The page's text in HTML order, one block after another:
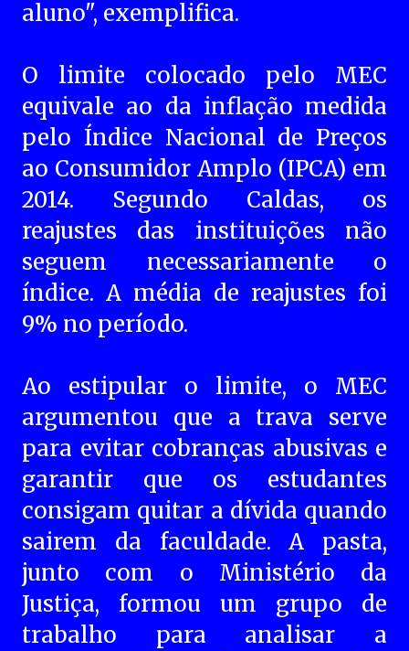
aluno", exemplifica.
O limite colocado pelo MEC
equivale ao da inflação medida
pelo Índice Nacional de Preços
ao Consumidor Amplo (IPCA) em
2014. Segundo Caldas, os
reajustes das instituições não
seguem necessariamente o
índice. A média de reajustes foi
9% no período.
Ao estipular o limite, o MEC
argumentou que a trava serve
para evitar cobranças abusivas e
garantir que os estudantes
consigam quitar a dívida quando
sairem da faculdade. A pasta,
junto com o Ministério da
Justiça, formou um grupo de
trabalho para analisar a